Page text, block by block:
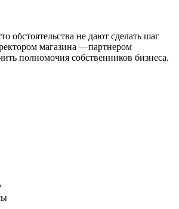
обстоятельства не дают сделать шаг
магазина —партнером
полномочия собственников бизнеса.